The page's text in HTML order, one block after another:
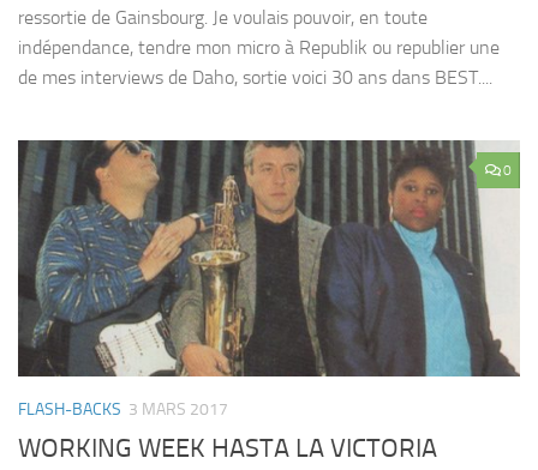
ressortie de Gainsbourg. Je voulais pouvoir, en toute
indépendance, tendre mon micro à Republik ou republier une
de mes interviews de Daho, sortie voici 30 ans dans BEST....
0
FLASH-BACKS 3 MARS 2017
WORKING WEEK HASTA LA VICTORIA